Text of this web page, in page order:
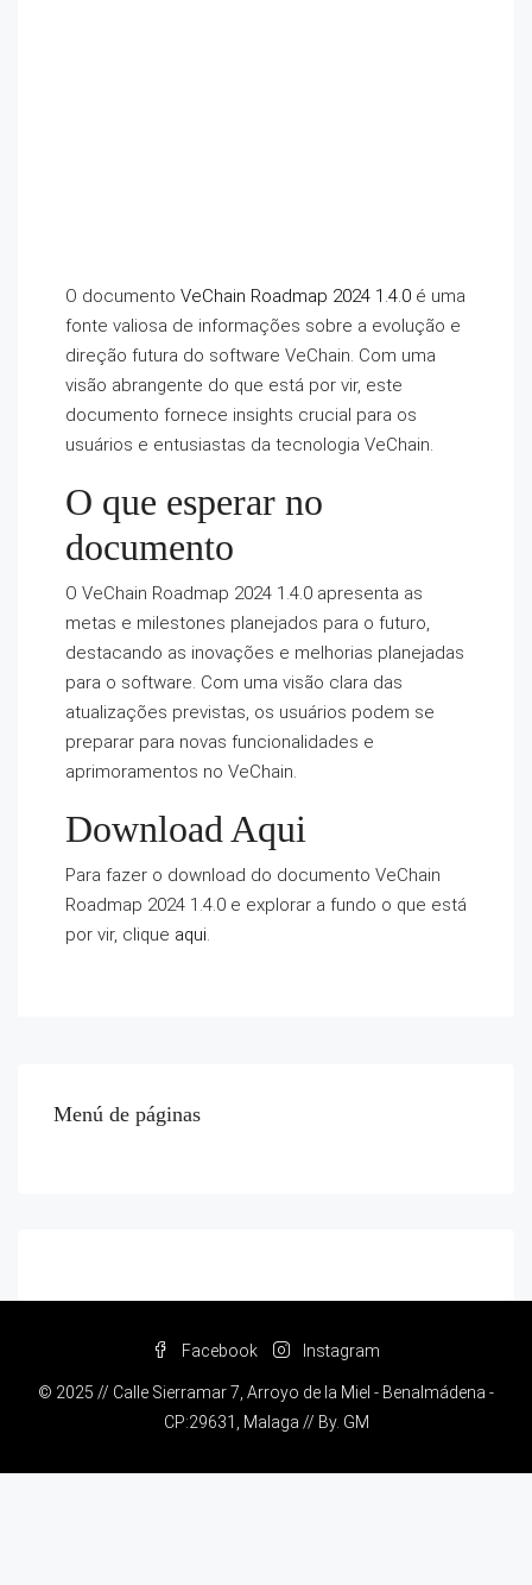
O documento VeChain Roadmap 2024 1.4.0 é uma
fonte valiosa de informações sobre a evolução e
direção futura do software VeChain. Com uma
visão abrangente do que está por vir, este
documento fornece insights crucial para os
usuários e entusiastas da tecnologia VeChain.
O que esperar no
documento
O VeChain Roadmap 2024 1.4.0 apresenta as
metas e milestones planejados para o futuro,
destacando as inovações e melhorias planejadas
para o software. Com uma visão clara das
atualizações previstas, os usuários podem se
preparar para novas funcionalidades e
aprimoramentos no VeChain.
Download Aqui
Para fazer o download do documento VeChain
Roadmap 2024 1.4.0 e explorar a fundo o que está
por vir, clique aqui.
Menú de páginas
Facebook Instagram
© 2025 // Calle Sierramar 7, Arroyo de la Miel - Benalmádena -
CP:29631, Malaga // By. GM